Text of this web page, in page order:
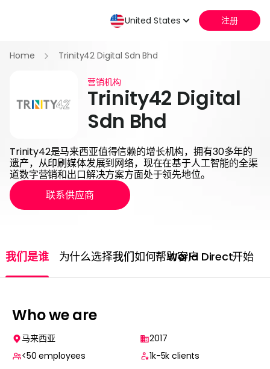
Home Trinity42 Digital Sdn Bhd
营销机构
Trinity42 Digital
Sdn Bhd
Trinity42是马来西亚值得信赖的增长机构，拥有30多年的
遗产，从印刷媒体发展到网络，现在在基于人工智能的全渠
道数字营销和出口解决方案方面处于领先地位。
联系供应商
我们是谁 为什么选择我们我们如何帮助客户World Direct开始
Who we are
马来西亚
2017
<50 employees 1k-5k clients
United States 注册